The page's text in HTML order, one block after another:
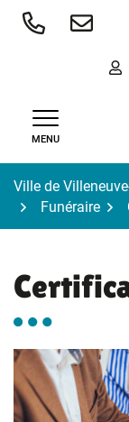
Aller
MENU
Ville de
Funéraire